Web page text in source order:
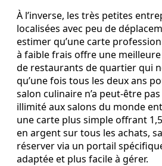
À l’inverse, les très petites
localisées avec peu de
estimer qu’une carte
à faible frais offre une
de restaurants de quartier qui
qu’une fois tous les deux ans
salon culinaire n’a peut‑être
illimité aux salons du monde
une carte plus simple offrant
en argent sur tous les achats,
réserver via un portail
adaptée et plus facile à gérer.